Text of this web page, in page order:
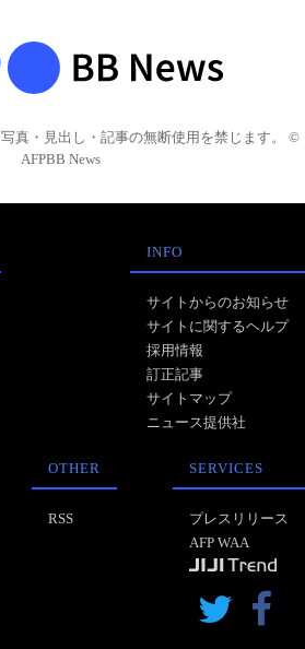
真・見出し・記事の無断使用を禁じます。 ©
AFPBB News
INFO
サイトからのお知らせ
サイトに関するヘルプ
採用情報
訂正記事
サイトマップ
ニュース提供社
OTHER
RSS
SERVICES
プレスリリース
AFP WAA